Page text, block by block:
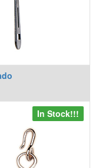
In Stock!!!